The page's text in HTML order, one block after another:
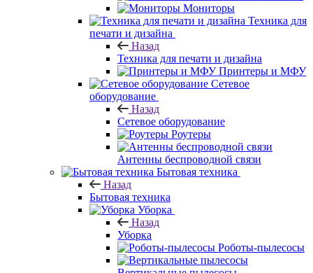
Мониторы
Техника для
печати и дизайна
Назад
Техника для печати и дизайна
Принтеры и МФУ
Сетевое
оборудование
Назад
Сетевое оборудование
Роутеры
Антенны беспроводной связи
Бытовая техника
Назад
Бытовая техника
Уборка
Назад
Уборка
Роботы-пылесосы